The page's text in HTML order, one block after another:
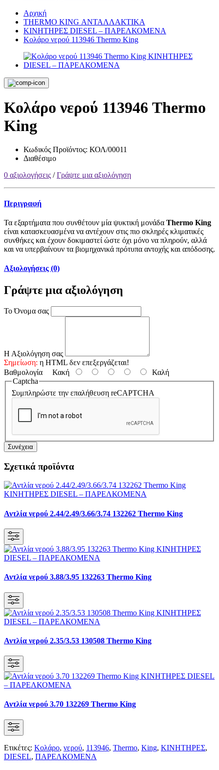
Αρχική
THERMO KING ΑΝΤΑΛΛΑΚΤΙΚΑ
KΙΝΗΤΗΡΕΣ DIESEL – ΠΑΡΕΛΚΟΜΕΝΑ
Κολάρο νερού 113946 Thermo King
Κολάρο νερού 113946 Thermo
King
Κωδικός Προϊόντος: ΚΟΛ/00011
Διαθέσιμο
0 αξιολογήσεις /Γράψτε μια αξιολόγηση
Περιγραφή
Τα εξαρτήματα που συνθέτουν μία ψυκτική μονάδα Thermo King
είναι κατασκευασμένα να αντέχουν στις πιο σκληρές κλιματικές
συνθήκες και έχουν δοκιμαστεί ώστε όχι μόνο να πληρούν, αλλά
και να υπερβαίνουν τα βιομηχανικά πρότυπα αντοχής και απόδοσης.
Αξιολογήσεις (0)
Γράψτε μια αξιολόγηση
Το Όνομα σας
Η Αξιολόγηση σας
Σημείωση: η HTML δεν επεξεργάζεται!
Βαθμολογία Κακή
Καλή
Captcha
Συμπληρώστε την επαλήθευση reCAPTCHA
Συνέχεια
Σχετικά προϊόντα
Αντλία νερού 2.44/2.49/3.66/3.74 132262 Thermo King
Αντλία νερού 3.88/3.95 132263 Thermo King
Αντλία νερού 2.35/3.53 130508 Thermo King
Αντλία νερού 3.70 132269 Thermo King
Ετικέτες: Κολάρο, νερού, 113946, Thermo, King, KΙΝΗΤΗΡΕΣ,
DIESEL, ΠΑΡΕΛΚΟΜΕΝΑ